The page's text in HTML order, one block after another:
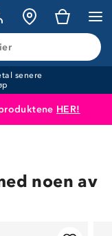
senere
HER!
noen av